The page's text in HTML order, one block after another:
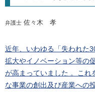
弁護士 佐々木 孝
近年、いわゆる「失われた
拡大やイノベーション等の
が高まっていました 。これ
な事業の創出及び産業への